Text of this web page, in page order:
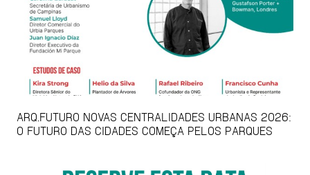
ARQ.FUTURO NOVAS CENTRALIDADES URBANAS 2026:
O FUTURO DAS CIDADES COMEÇA PELOS PARQUES